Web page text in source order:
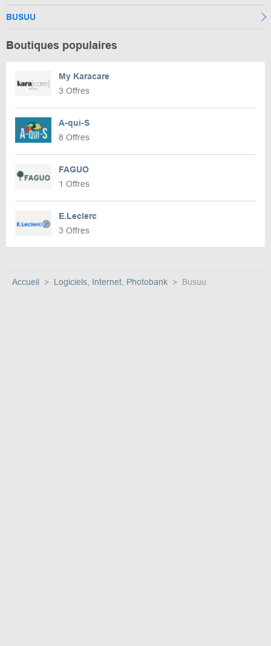
BUSUU
Boutiques populaires
My Karacare
3 Offres
A-qui-S
8 Offres
FAGUO
1 Offres
E.Leclerc
3 Offres
Accueil Logiciels, Internet, Photobank Busuu